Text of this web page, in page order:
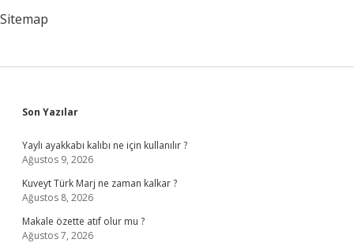
Sitemap
Sidebar
Son Yazılar
Yaylı ayakkabı kalıbı ne için kullanılır ?
Ağustos 9, 2026
Kuveyt Türk Marj ne zaman kalkar ?
Ağustos 8, 2026
Makale özette atıf olur mu ?
Ağustos 7, 2026